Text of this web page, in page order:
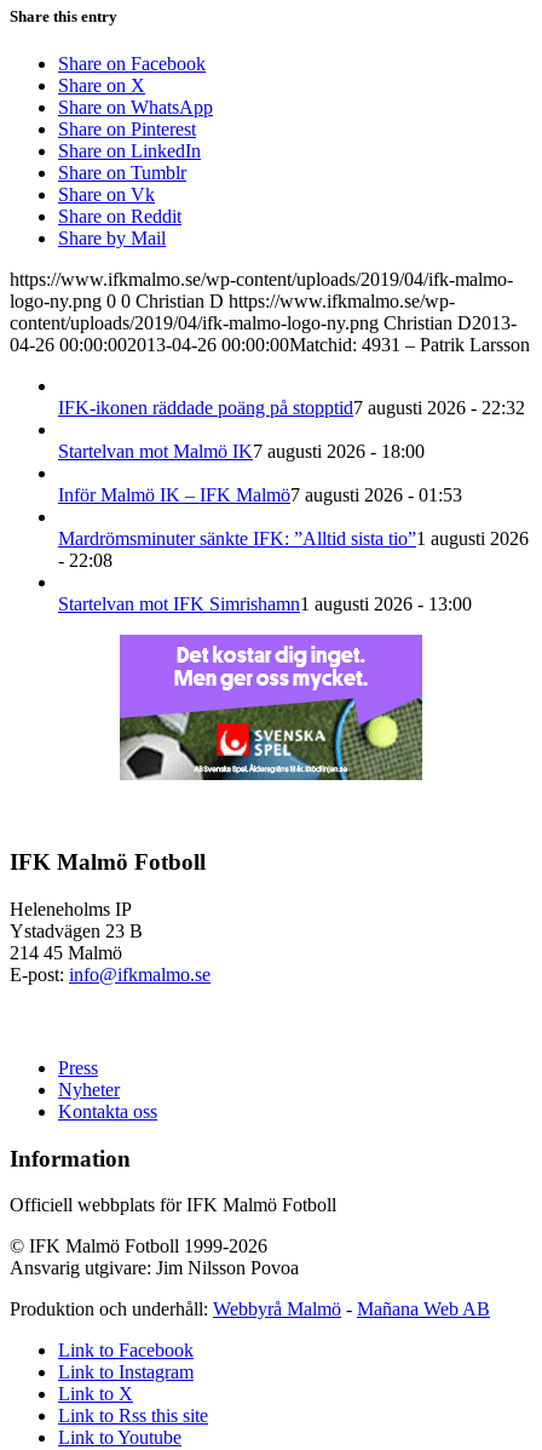
Share this entry
Share on Facebook
Share on X
Share on WhatsApp
Share on Pinterest
Share on LinkedIn
Share on Tumblr
Share on Vk
Share on Reddit
Share by Mail
https://www.ifkmalmo.se/wp-content/uploads/2019/04/ifk-malmo-
logo-ny.png 0 0 Christian D https://www.ifkmalmo.se/wp-
content/uploads/2019/04/ifk-malmo-logo-ny.png Christian D2013-
04-26 00:00:002013-04-26 00:00:00Matchid: 4931 – Patrik Larsson
IFK-ikonen räddade poäng på stopptid7 augusti 2026 - 22:32
Startelvan mot Malmö IK7 augusti 2026 - 18:00
Inför Malmö IK – IFK Malmö7 augusti 2026 - 01:53
Mardrömsminuter sänkte IFK: ”Alltid sista tio”1 augusti 2026
- 22:08
Startelvan mot IFK Simrishamn1 augusti 2026 - 13:00
IFK Malmö Fotboll
Heleneholms IP
Ystadvägen 23 B
214 45 Malmö
E-post: info@ifkmalmo.se
Press
Nyheter
Kontakta oss
Information
Officiell webbplats för IFK Malmö Fotboll
© IFK Malmö Fotboll 1999-2026
Ansvarig utgivare: Jim Nilsson Povoa
Produktion och underhåll: Webbyrå Malmö - Mañana Web AB
Link to Facebook
Link to Instagram
Link to X
Link to Rss this site
Link to Youtube